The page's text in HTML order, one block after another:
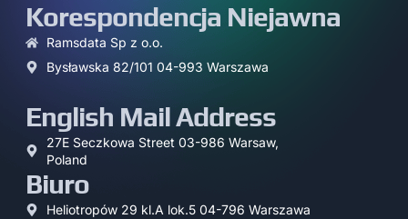
Korespondencja Niejawna
Ramsdata Sp z o.o.
Bysławska 82/101 04-993 Warszawa
English Mail Address
27E Seczkowa Street 03-986 Warsaw,
Poland
Biuro
Heliotropów 29 kl.A lok.5 04-796 Warszawa